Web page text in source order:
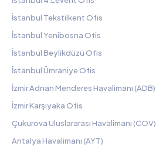
İstanbul Tekstilkent Ofis
İstanbul Yenibosna Ofis
İstanbul Beylikdüzü Ofis
İstanbul Ümraniye Ofis
İzmir Adnan Menderes Havalimanı (ADB)
İzmir Karşıyaka Ofis
Çukurova Uluslararası Havalimanı (COV)
Antalya Havalimanı (AYT)